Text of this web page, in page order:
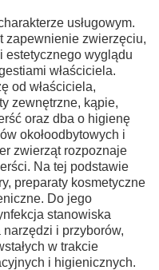
usługowym.
zapewnienie zwierzęciu,
estetycznego wyglądu
właściciela.
od właściciela,
zewnętrzne, kąpie,
oraz dba o higienę
okołoodbytowych i
zwierząt rozpoznaje
Na tej podstawie
preparaty kosmetyczne
Do jego
stanowiska
i przyborów,
w trakcie
i higienicznych.